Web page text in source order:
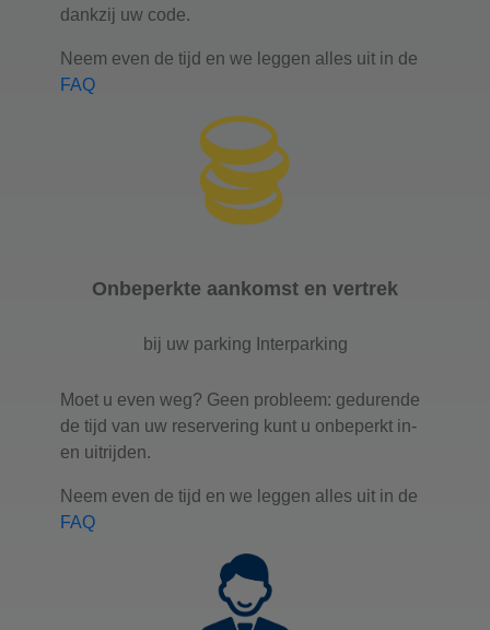
dankzij uw code.
Neem even de tijd en we leggen alles uit in de
FAQ
Onbeperkte aankomst en vertrek
bij uw parking Interparking
Moet u even weg? Geen probleem: gedurende
de tijd van uw reservering kunt u onbeperkt in-
en uitrijden.
Neem even de tijd en we leggen alles uit in de
FAQ